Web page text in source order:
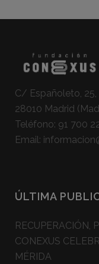
C/ Españoleto, 25,
28010 Madrid
Teléfono: 91 700
Email:
ÚLTIMA
RECUPERACIÓN,
CONEXUS
MÉRIDA